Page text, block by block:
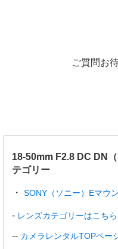
ご質問お
18-50mm F2.8 DC DN
テゴリー
SONY（ソニー）Eマウ
レンズカテゴリーはこちら
カメラレンタルTOPペー